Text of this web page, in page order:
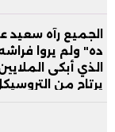
الجميع رآه سعيد
ده" ولم يروا
الذي أبكى
يرتاح من